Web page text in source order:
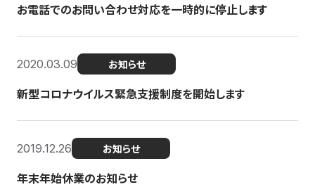
お電話でのお問い合わせ対応を一時的に停止します
2020.03.09 お知らせ
新型コロナウイルス緊急支援制度を開始します
2019.12.26 お知らせ
年末年始休業のお知らせ